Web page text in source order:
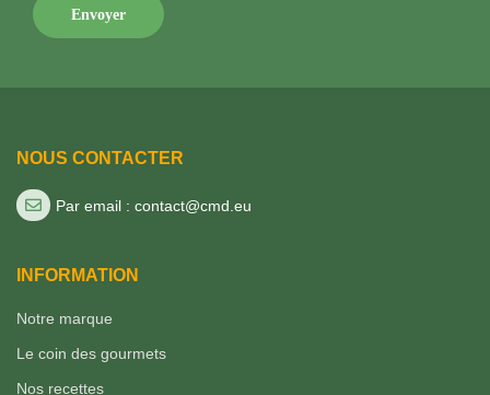
NOUS CONTACTER
Par email : contact@cmd.eu
INFORMATION
Notre marque
Le coin des gourmets
Nos recettes